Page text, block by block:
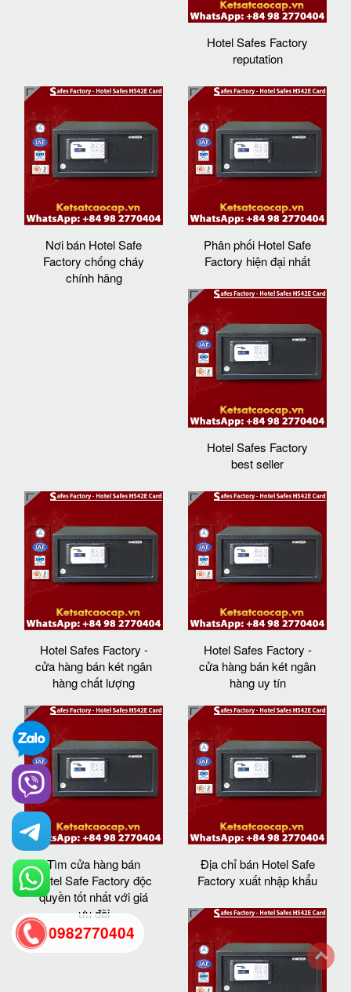
Hotel Safes Factory
reputation
Nơi bán Hotel Safe
Factory chống cháy
chính hãng
Phân phối Hotel Safe
Factory hiện đại nhất
Hotel Safes Factory
best seller
Hotel Safes Factory -
cửa hàng bán két ngân
hàng chất lượng
Hotel Safes Factory -
cửa hàng bán két ngân
hàng uy tín
Tìm cửa hàng bán
Hotel Safe Factory độc
quyền tốt nhất với giá
ưu đãi
Địa chỉ bán Hotel Safe
Factory xuất nhập khẩu
0982770404